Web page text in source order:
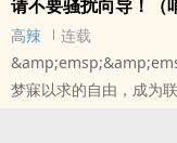
请不要骚扰向导！（
高辣
连载
梦寐以求的自由，成为